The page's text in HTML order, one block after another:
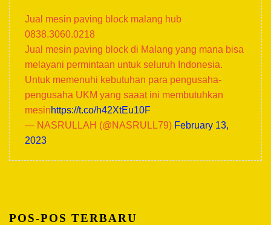
Jual mesin paving block malang hub
0838.3060.0218
Jual mesin paving block di Malang yang mana bisa
melayani permintaan untuk seluruh Indonesia.
Untuk memenuhi kebutuhan para pengusaha-
pengusaha UKM yang saaat ini membutuhkan
mesinhttps://t.co/h42XtEu10F
— NASRULLAH (@NASRULL79) February 13,
2023
POS-POS TERBARU